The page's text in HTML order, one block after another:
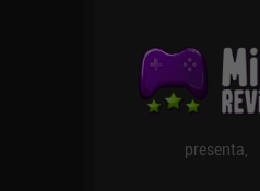
presenta,